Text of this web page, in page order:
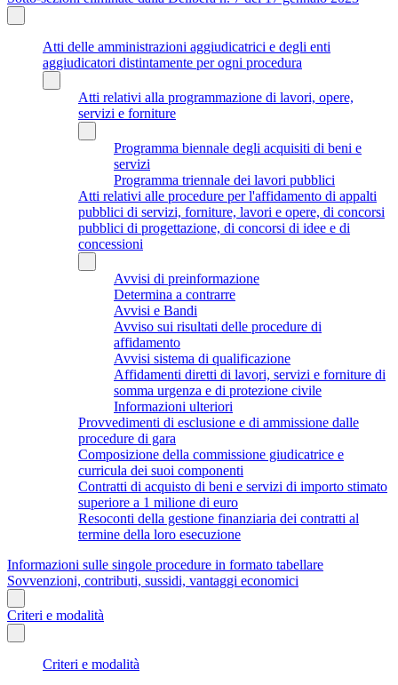
Atti delle amministrazioni aggiudicatrici e degli enti
aggiudicatori distintamente per ogni procedura
Atti relativi alla programmazione di lavori, opere,
servizi e forniture
Programma biennale degli acquisiti di beni e
servizi
Programma triennale dei lavori pubblici
Atti relativi alle procedure per l'affidamento di appalti
pubblici di servizi, forniture, lavori e opere, di concorsi
pubblici di progettazione, di concorsi di idee e di
concessioni
Avvisi di preinformazione
Determina a contrarre
Avvisi e Bandi
Avviso sui risultati delle procedure di
affidamento
Avvisi sistema di qualificazione
Affidamenti diretti di lavori, servizi e forniture di
somma urgenza e di protezione civile
Informazioni ulteriori
Provvedimenti di esclusione e di ammissione dalle
procedure di gara
Composizione della commissione giudicatrice e
curricula dei suoi componenti
Contratti di acquisto di beni e servizi di importo stimato
superiore a 1 milione di euro
Resoconti della gestione finanziaria dei contratti al
termine della loro esecuzione
Informazioni sulle singole procedure in formato tabellare
Sovvenzioni, contributi, sussidi, vantaggi economici
Criteri e modalità
Criteri e modalità